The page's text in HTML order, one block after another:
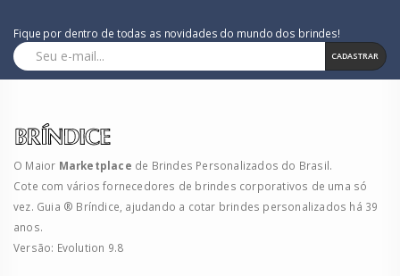
Fique por dentro de todas as novidades do mundo dos brindes!
CADASTRAR
O Maior Marketplace de Brindes Personalizados do Brasil.
Cote com vários fornecedores de brindes corporativos de uma só
vez. Guia ® Bríndice, ajudando a cotar brindes personalizados há 39
anos.
Versão: Evolution 9.8